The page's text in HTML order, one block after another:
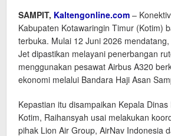
SAMPIT, Kaltengonline.com –
Kabupaten Kotawaringin Timur (Kotim)
terbuka. Mulai 12 Juni 2026
Jet dipastikan melayani penerbangan
menggunakan pesawat Airbus A320
ekonomi melalui Bandara Haji Asan
Kepastian itu disampaikan Kepala
Kotim, Raihansyah usai melakukan
pihak Lion Air Group, AirNav Indonesia